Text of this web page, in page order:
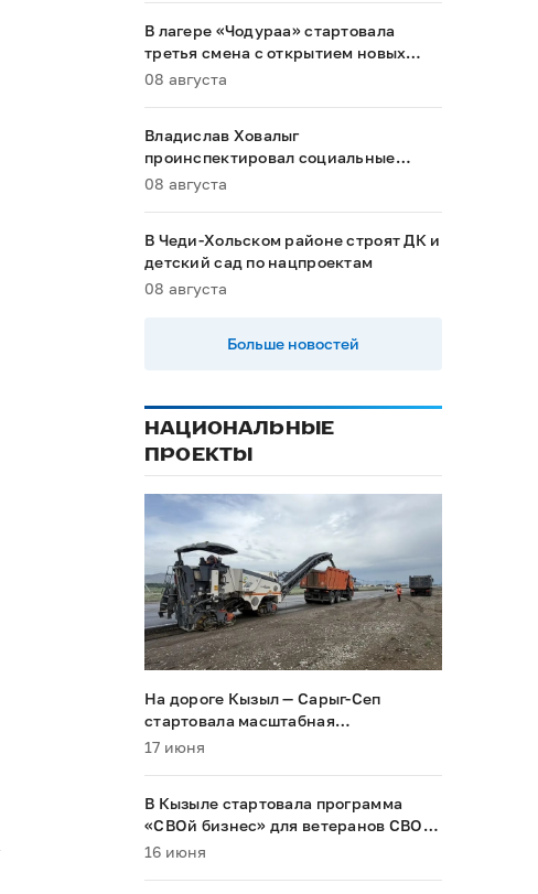
В лагере «Чодураа» стартовала
третья смена с открытием новых
корпусов
08 августа
Владислав Ховалыг
проинспектировал социальные
объекты в Тандинском районе
08 августа
В Чеди-Хольском районе строят ДК и
детский сад по нацпроектам
08 августа
Больше новостей
НАЦИОНАЛЬНЫЕ
ПРОЕКТЫ
На дороге Кызыл — Сарыг-Сеп
стартовала масштабная
реконструкция
17 июня
В Кызыле стартовала программа
«СВОй бизнес» для ветеранов СВО и
их семей
16 июня